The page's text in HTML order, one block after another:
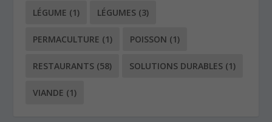
LÉGUME (1) LÉGUMES (3)
PERMACULTURE (1) POISSON (1)
RESTAURANTS (58) SOLUTIONS DURABLES (1)
VIANDE (1)